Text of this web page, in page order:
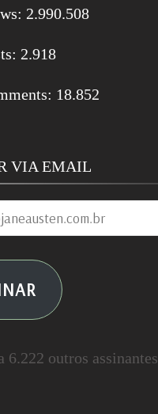
2.990.508
2.918
18.852
VIA EMAIL
6.222 outros assinantes